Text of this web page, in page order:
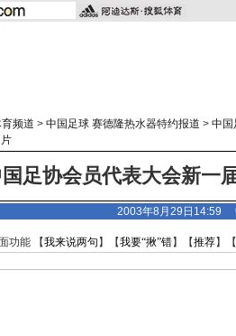
频道 > 中国足球 赛德隆热水器特约报道 > 中国
足协会员代表大会新一
2003年8月29日14:59
功能 【我来说两句 】【我要“揪”错】【推荐】